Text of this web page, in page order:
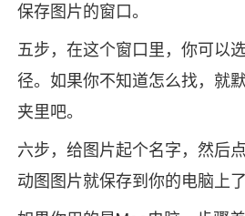
保存图片的窗口。
五步，在这个窗口里，你可以
径。如果你不知道怎么找，就
夹里吧。
六步，给图片起个名字，然后点
动图图片就保存到你的电脑上了